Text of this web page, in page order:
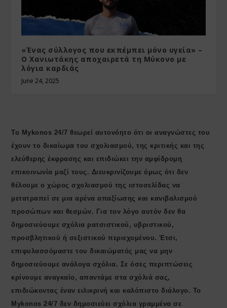
«Ένας σύλλογος που εκπέμπει μόνο υγεία» –
Ο Χανιωτάκης αποχαιρετά τη Μύκονο με
λόγια καρδιάς
June 24, 2025
Το Mykonos 24/7 θεωρεί αυτονόητο ότι οι αναγνώστες του
έχουν το δικαίωμα του σχολιασμού, της κριτικής και της
ελεύθερης έκφρασης και επιδιώκει την αμφίδρομη
επικοινωνία μαζί τους. Διευκρινίζουμε όμως ότι δεν
θέλουμε ο χώρος σχολιασμού της ιστοσελίδας να
μετατραπεί σε μια αρένα απαξίωσης και κανιβαλισμού
προσώπων και θεσμών. Για τον λόγο αυτόν δεν θα
δημοσιεύουμε σχόλια ρατσιστικού, υβριστικού,
προσβλητικού ή σεξιστικού περιεχομένου. Έτσι,
επιφυλασσόμαστε του δικαιώματός μας να μην
δημοσιεύουμε ανάλογα σχόλια. Σε όσες περιπτώσεις
κρίνουμε αναγκαίο, απαντάμε στα σχόλιά σας,
επιδιώκοντας έναν ειλικρινή και καλόπιστο διάλογο. Το
Μykonos 24/7 δεν δημοσιεύει σχόλια γραμμένα σε